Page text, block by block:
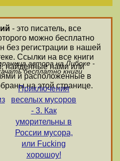
- это писатель, все
можно бесплатно
без регистрации в нашей
Ссылки на все книги
найденные нами или
и расположенные в
на этой странице.
автора на Либоке -
бесплатно книги
Приключения
веселых мусоров
- 3. Как
уморительны в
России мусора,
или Fucking
хорошоу!